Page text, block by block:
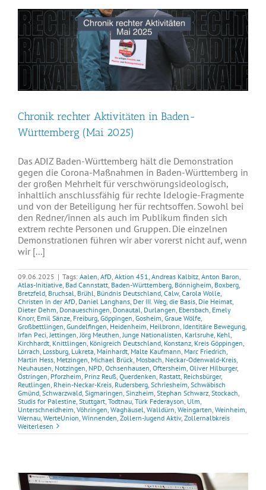
Chronik rechter Aktivitäten in Baden-
Württemberg (Mai 2025)
Das ADIZ Baden-Württemberg hält die Demonstration
gegen die Corona-Maßnahmen in Baden-Württemberg in
der großen Mehrheit für verschwörungsideologisch,
inhaltlich anschlussfähig für rechte Idelogie-Fragmente
und von der Beteiligung her für rechtsoffen. Sowohl bei
den Redner/innen als auch im Publikum finden sich
extrem rechte Personen und Gruppen. Die einzelnen
Demonstrationen führen wir aber vorerst nicht auf, wenn
wir [...]
09.06.2025 | Tags: Aalen AfD Aktion 451 Andreas Kalbitz Anton Baron
Atlas-Initiative Bad Cannstatt Baden-Württemberg Bönnigheim Boxberg
Bretzfeld Bruchsal Brühl Bündnis Deutschland Calw, Carola Wolle
Christen in der AfD Daniel Langhans Der III. Weg die Basis Die Heimat
Dieter Dehm Donaueschingen Donautal Durlangen Ebersbach Emely
Knorr, Emil Sänze Freiburg Göppingen Gosheim Graue Wölfe
Großbettlingen Gundelfingen Heidenheim Heilbronn Identitäre Bewegung
Irfan Peci Jettingen Jörg Meuthen Junge Nationalisten Karlsruhe Kehl
Kirchhardt Knittlingen Königreich Deutschland Konstanz Kreis Göppingen
Lörrach Lossburg Lukreta Mainhardt Malte Kaufmann Marc Friedrich
Martin Hess Metzingen Michael Brück Mosbach Neckar-Odenwald-Kreis
Neuhausen Notzingen NPD Ochsenhausen Oftersheim Oliver Hilburger,
Östringen Pforzheim Prinz Reuß Querdenken Rastatt Reichsbürger,
Reutlingen Rhein-Neckar-Kreis Rudersberg Schriesheim Schwäbisch
Gmünd Schwarzwald Sigmaringen Sinzheim Stephan Schwarz Stockach
Studis for Palestine Stuttgart Todtnau Türk Federayson Ulm
Unterschneidheim Vöhringen Waghäusel Walldürn Weingarten Weinheim
Wernau WerteUnion Winnenden Zollern-Jugend Aktiv, Zollernalbkreis
Weiterlesen